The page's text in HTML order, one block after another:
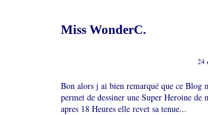
Miss WonderC.
24
Bon alors j ai bien remarqué que ce Blog
permet de dessiner une Super Heroine
apres 18 Heures elle revet sa tenue...